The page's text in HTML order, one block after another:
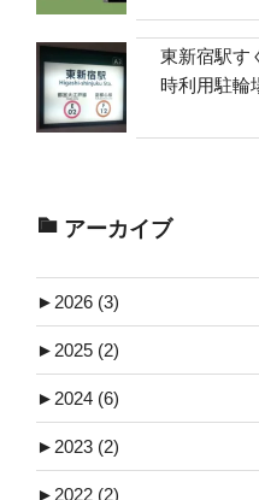
東新宿駅す
時利用駐輪
アーカイブ
► 2026 (3)
► 2025 (2)
► 2024 (6)
► 2023 (2)
► 2022 (2)